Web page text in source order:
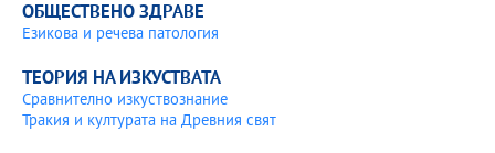
ОБЩЕСТВЕНО ЗДРАВЕ
Езикова и речева патология
ТЕОРИЯ НА ИЗКУСТВАТА
Сравнително изкуствознание
Тракия и културата на Древния свят